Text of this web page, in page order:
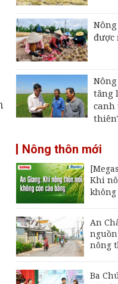
được
tăng
canh
Nông thôn mới
Khi
không
An
nông
Ba